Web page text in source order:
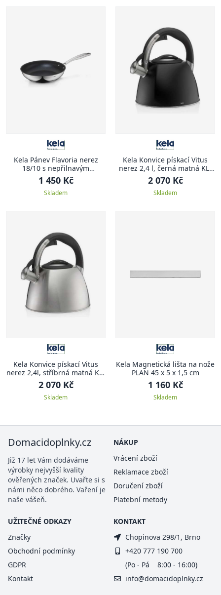
Kela Pánev Flavoria nerez
18/10 s nepřilnavým
povrchem 5,5 cm 24,0 cm KL-
10198
1 450 Kč
Skladem
Kela Konvice pískací Vitus
nerez 2,4 l, černá matná KL-
12079
2 070 Kč
Skladem
Kela Konvice pískací Vitus
nerez 2,4l, stříbrná matná KL-
12078
2 070 Kč
Skladem
Kela Magnetická lišta na nože
PLAN 45 x 5 x 1,5 cm
1 160 Kč
Skladem
Domacidoplnky.cz
Již 17 let Vám dodáváme
výrobky nejvyšší kvality
ověřených značek. Uvařte si s
námi něco dobrého. Vaření je
naše vášeň.
NÁKUP
Vrácení zboží
Reklamace zboží
Doručení zboží
Platební metody
UŽITEČNÉ ODKAZY
Značky
Obchodní podmínky
GDPR
Kontakt
KONTAKT
Chopinova 298/1, Brno
+420 777 190 700
(Po - Pá 8:00 - 16:00)
info@domacidoplnky.cz